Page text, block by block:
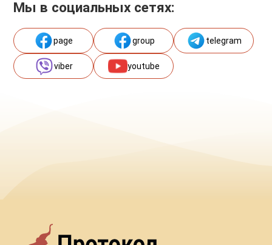
Мы в социальных сетях:
page group telegram
viber youtube